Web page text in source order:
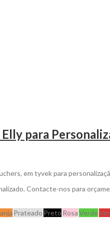
para
em tyvek para
Contacte-nos para
Prateado Preto RosaVerde